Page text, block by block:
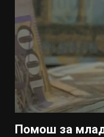
Помош за